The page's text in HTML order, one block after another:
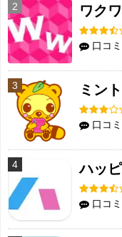
2 ワク
口コ
3 ミン
口コ
4 ハッ
口コ